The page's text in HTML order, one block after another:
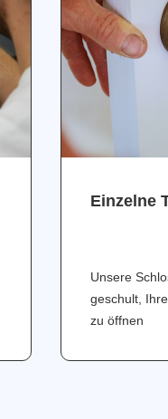
Einzelne
Unsere
geschult,
zu öffnen